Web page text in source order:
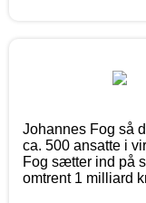
Johannes Fog så
ca. 500 ansatte i
Fog sætter ind på
omtrent 1 milliard